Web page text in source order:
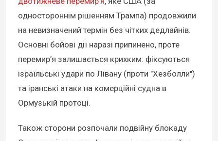
одностороннім рішенням Трампа) продовжили
на невизначений термін без чітких дедлайнів.
Основні бойові дії наразі припинено, проте
перемир’я залишається крихким: фіксуються
ізраїльські удари по Лівану (проти "Хезболли")
та іранські атаки на комерційні судна в
Ормузькій протоці.
Також сторони розпочали подвійну блокаду